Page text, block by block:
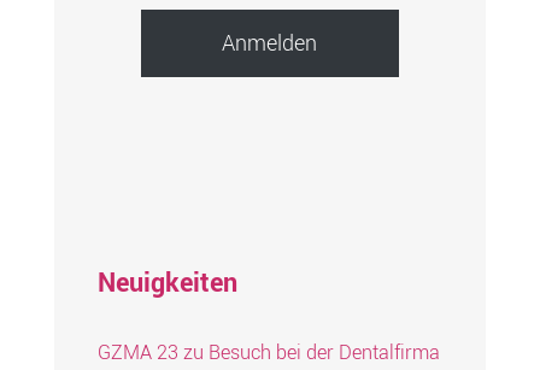
Anmelden
Neuigkeiten
GZMA 23 zu Besuch bei der Dentalfirma